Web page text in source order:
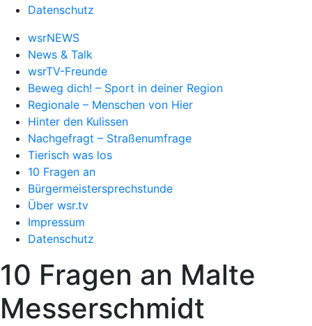
Datenschutz
wsrNEWS
News & Talk
wsrTV-Freunde
Beweg dich! – Sport in deiner Region
Regionale – Menschen von Hier
Hinter den Kulissen
Nachgefragt – Straßenumfrage
Tierisch was los
10 Fragen an
Bürgermeistersprechstunde
Über wsr.tv
Impressum
Datenschutz
10 Fragen an Malte
Messerschmidt